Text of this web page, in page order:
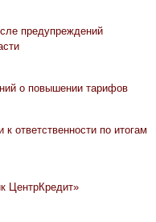
предупреждений
о повышении тарифов
ответственности по итогам
ЦентрКредит»